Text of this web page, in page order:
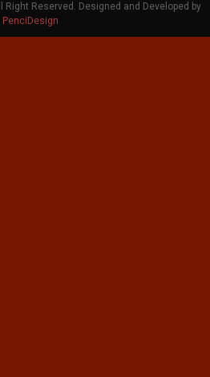
Right Reserved. Designed and Developed by
PenciDesign